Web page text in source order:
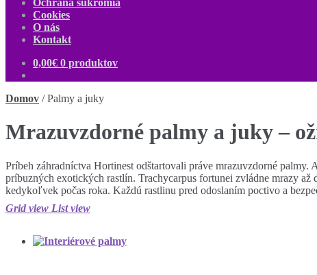
Ochrana súkromia
Cookies
O nás
Kontakt
0,00€ 0 produktov
Domov /Palmy a juky
Mrazuvzdorné palmy a juky –
Príbeh záhradníctva Hortinest odštartovali práve mrazuvzdorné
príbuzných exotických rastlín. Trachycarpus fortunei zvládne mrazy
kedykoľvek počas roka. Každú rastlinu pred odoslaním poctivo a
Grid view List view